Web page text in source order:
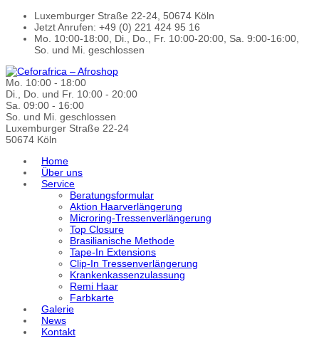
Luxemburger Straße 22-24, 50674 Köln
Jetzt Anrufen: +49 (0) 221 424 95 16
Mo. 10:00-18:00, Di., Do., Fr. 10:00-20:00, Sa. 9:00-16:00,
So. und Mi. geschlossen
Mo. 10:00 - 18:00
Di., Do. und Fr. 10:00 - 20:00
Sa. 09:00 - 16:00
So. und Mi. geschlossen
Luxemburger Straße 22-24
50674 Köln
Home
Über uns
Service
Beratungsformular
Aktion Haarverlängerung
Microring-Tressenverlängerung
Top Closure
Brasilianische Methode
Tape-In Extensions
Clip-In Tressenverlängerung
Krankenkassenzulassung
Remi Haar
Farbkarte
Galerie
News
Kontakt